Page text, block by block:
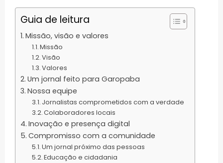
Guia de leitura
Missão, visão e valores
Missão
Visão
Valores
Um jornal feito para Garopaba
Nossa equipe
Jornalistas comprometidos com a verdade
Colaboradores locais
Inovação e presença digital
Compromisso com a comunidade
Um jornal próximo das pessoas
Educação e cidadania